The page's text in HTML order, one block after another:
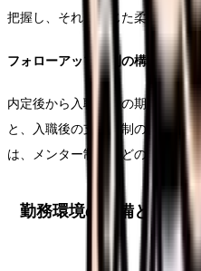
把握し、それに応じた柔軟な条件
フォローアップ体制の構築
内定後から入職までの期間にお
と、入職後の支援体制の整備が
は、メンター制度などのサポート
勤務環境の整備とキャ